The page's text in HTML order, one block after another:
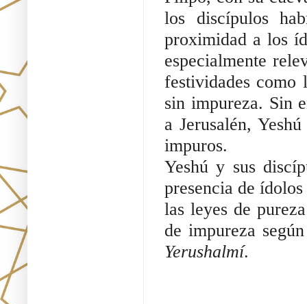
los discípulos
proximidad a los
especialmente
festividades como
sin impureza. Sin
a Jerusalén,
impuros.
Yeshú y sus
presencia de
las leyes de
de impureza
Yerushalmí.